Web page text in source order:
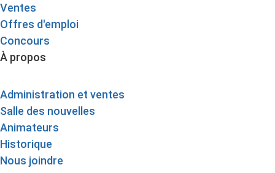
Ventes
Offres d'emploi
Concours
À propos
Administration et ventes
Salle des nouvelles
Animateurs
Historique
Nous joindre